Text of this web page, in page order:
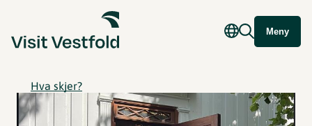
Meny
Hva skjer?